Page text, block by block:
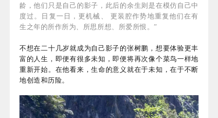
龄，他们只是自己的影子，此后的余生则是在模仿自己中
度过。日复一日，更机械、 更装腔作势地重复他们在有
生之年的所作所为、所思所想、所爱所恨。”
不想在二十几岁就成为自己影子的张树鹏，想要体验更丰
富的人生，即便有很多未知，即便将再次像个菜鸟一样地
重新开始。在他看来，生命的意义就在于未知，在于不断
地创造和历险。